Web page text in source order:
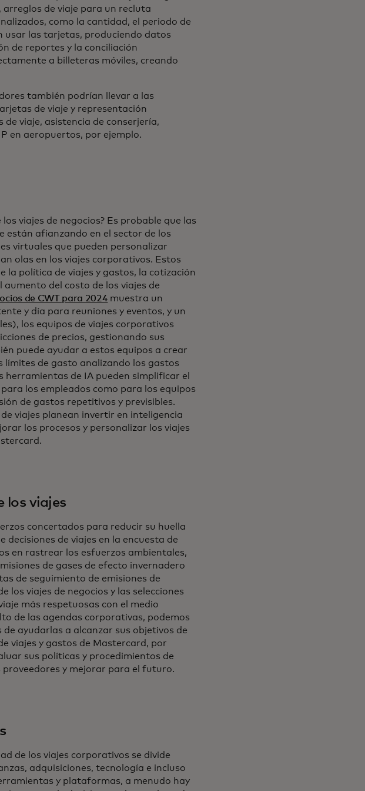
arreglos de viaje para un recluta
como la cantidad, el periodo de
usar las tarjetas, produciendo datos
de reportes y la conciliación
a billeteras móviles, creando
también podrían llevar a las
de viaje y representación
viaje, asistencia de conserjería,
en aeropuertos, por ejemplo.
viajes de negocios? Es probable que las
están afianzando en el sector de los
virtuales que pueden personalizar
olas en los viajes corporativos. Estos
la política de viajes y gastos, la cotización
aumento del costo de los viajes de
de CWT para 2024 muestra un
y día para reuniones y eventos, y un
los equipos de viajes corporativos
de precios, gestionando sus
puede ayudar a estos equipos a crear
límites de gasto analizando los gastos
herramientas de IA pueden simplificar el
los empleados como para los equipos
de gastos repetitivos y previsibles.
viajes planean invertir en inteligencia
los procesos y personalizar los viajes
los viajes
concertados para reducir su huella
decisiones de viajes en la encuesta de
en rastrear los esfuerzos ambientales,
de gases de efecto invernadero
de seguimiento de emisiones de
los viajes de negocios y las selecciones
más respetuosas con el medio
de las agendas corporativas, podemos
ayudarlas a alcanzar sus objetivos de
viajes y gastos de Mastercard, por
sus políticas y procedimientos de
proveedores y mejorar para el futuro.
de los viajes corporativos se divide
adquisiciones, tecnología e incluso
y plataformas, a menudo hay